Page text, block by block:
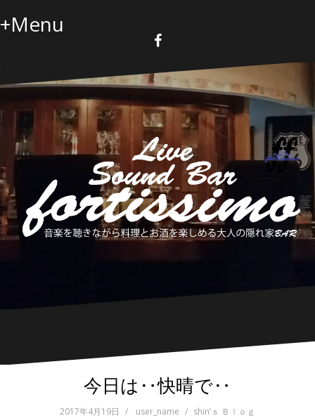
ン
へ
キ
+Menu
c
e
b
o
o
k
今日は‥快晴で‥
2017年4月19日 user_name shin’ｓ Ｂｌｏｇ